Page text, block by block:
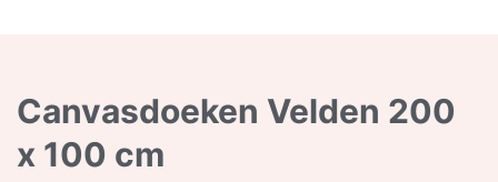
Canvasdoeken Velden 200
x 100 cm